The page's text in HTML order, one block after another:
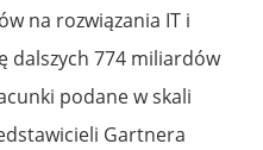
na rozwiązania IT i
dalszych 774 miliardów
podane w skali
Gartnera